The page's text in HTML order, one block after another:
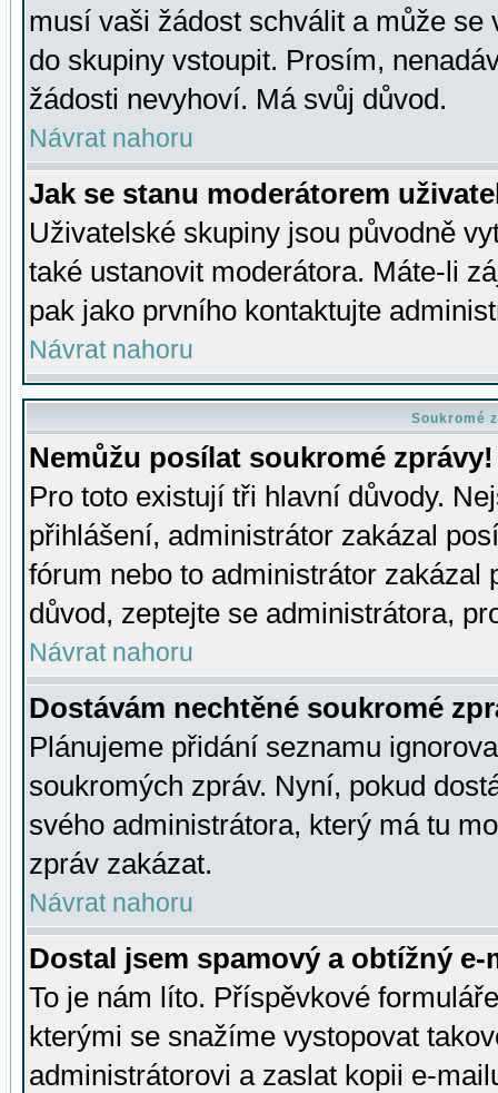
musí vaši žádost schválit a může se
do skupiny vstoupit. Prosím,
žádosti nevyhoví. Má svůj důvod.
Návrat nahoru
Jak se stanu moderátorem
Uživatelské skupiny jsou původně
také ustanovit moderátora. Máte-li
pak jako prvního kontaktujte
Návrat nahoru
Soukromé
Nemůžu posílat soukromé zprávy!
Pro toto existují tři hlavní důvody.
přihlášení, administrátor zakázal
fórum nebo to administrátor zakázal
důvod, zeptejte se administrátora,
Návrat nahoru
Dostávám nechtěné soukromé
Plánujeme přidání seznamu
soukromých zpráv. Nyní, pokud
svého administrátora, který má tu
zpráv zakázat.
Návrat nahoru
Dostal jsem spamový a obtížný
To je nám líto. Příspěvkové
kterými se snažíme vystopovat
administrátorovi a zaslat kopii e-